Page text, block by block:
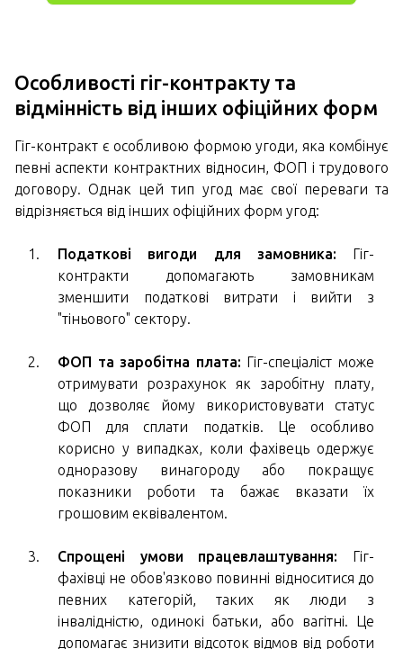
Особливості гіг-контракту та
відмінність від інших офіційних форм
Гіг-контракт є особливою формою угоди, яка комбінує
певні аспекти контрактних відносин, ФОП і трудового
договору. Однак цей тип угод має свої переваги та
відрізняється від інших офіційних форм угод:
Податкові вигоди для замовника: Гіг-
контракти допомагають замовникам
зменшити податкові витрати і вийти з
"тіньового" сектору.
ФОП та заробітна плата: Гіг-спеціаліст може
отримувати розрахунок як заробітну плату,
що дозволяє йому використовувати статус
ФОП для сплати податків. Це особливо
корисно у випадках, коли фахівець одержує
одноразову винагороду або покращує
показники роботи та бажає вказати їх
грошовим еквівалентом.
Спрощені умови працевлаштування: Гіг-
фахівці не обов'язково повинні відноситися до
певних категорій, таких як люди з
інвалідністю, одинокі батьки, або вагітні. Це
допомагає знизити відсоток відмов від роботи